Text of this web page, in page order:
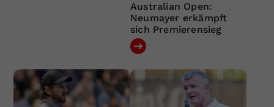
Australian Open:
Neumayer erkämpft
sich Premierensieg